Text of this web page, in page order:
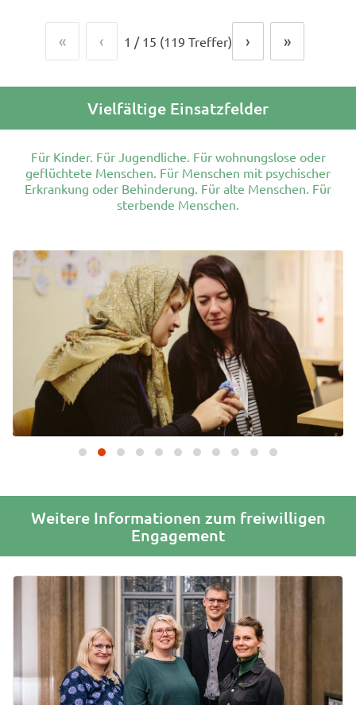
« ‹ 1 / 15 (119 Treffer) › »
Vielfältige Einsatzfelder
Für Kinder. Für Jugendliche. Für wohnungslose oder
geflüchtete Menschen. Für Menschen mit psychischer
Erkrankung oder Behinderung. Für alte Menschen. Für
sterbende Menschen.
Weitere Informationen zum freiwilligen
Engagement